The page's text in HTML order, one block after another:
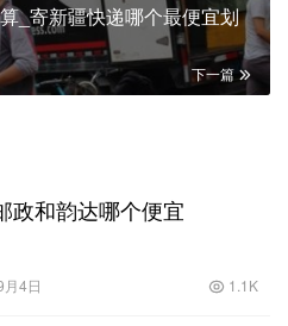
_寄新疆快递哪个最便宜划
下一篇
政和韵达哪个便宜
4日 1.1K